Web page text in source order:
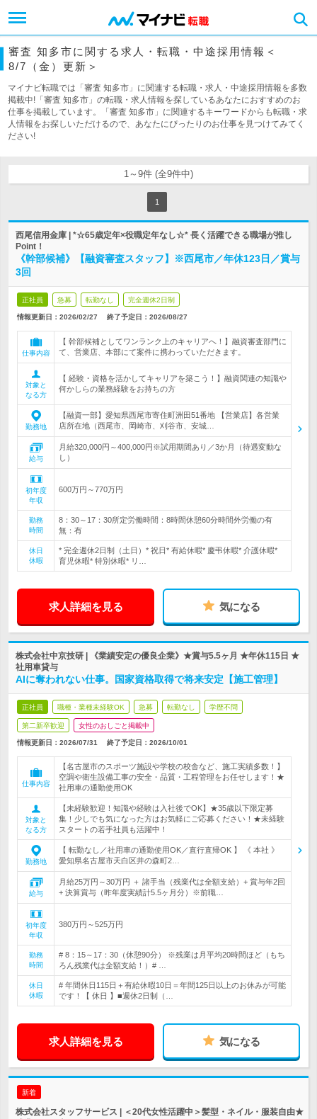
審査 知多市に関する求人・転職・中途採用情報＜
8/7（金）更新＞
マイナビ転職では「審査 知多市」に関連する転職・求人・中途採用情報を多数
掲載中!「審査 知多市」の転職・求人情報を探しているあなたにおすすめのお
仕事を掲載しています。「審査 知多市」に関連するキーワードからも転職・求
人情報をお探しいただけるので、あなたにぴったりのお仕事を見つけてみてく
ださい!
1～9件 (全9件中)
1
西尾信用金庫 | *☆65歳定年×役職定年なし☆* 長く活躍できる職場が推し
Point！
《幹部候補》【融資審査スタッフ】※西尾市／年休123日／賞与
3回
正社員 急募 転勤なし 完全週休2日制
情報更新日：2026/02/27 終了予定日： 2026/08/27
仕事内容
【 幹部候補としてワンランク上のキャリアへ！】融資審査部門に
て、営業店、本部にて案件に携わっていただきます。
対象と
なる方
【 経験・資格を活かしてキャリアを築こう！】融資関連の知識や
何かしらの業務経験をお持ちの方
勤務地
【融資一部】愛知県西尾市寄住町洲田51番地 【営業店】各営業
店所在地（西尾市、岡崎市、刈谷市、安城…
給与
月給320,000円～400,000円※試用期間あり／3か月（待遇変動な
し）
初年度
年収
600万円～770万円
勤務
時間
8：30～17：30所定労働時間：8時間休憩60分時間外労働の有
無：有
休日
休暇
* 完全週休2日制（土日）* 祝日* 有給休暇* 慶弔休暇* 介護休暇*
育児休暇* 特別休暇* リ…
求人詳細を見る 気になる
株式会社中京技研 | 《業績安定の優良企業》★賞与5.5ヶ月 ★年休115日 ★
社用車貸与
AIに奪われない仕事。国家資格取得で将来安定【施工管理】
正社員 職種・業種未経験OK 急募 転勤なし 学歴不問
第二新卒歓迎 女性のおしごと掲載中
情報更新日：2026/07/31 終了予定日： 2026/10/01
仕事内容
【名古屋市のスポーツ施設や学校の校舎など、施工実績多数！】
空調や衛生設備工事の安全・品質・工程管理をお任せします！★
社用車の通勤使用OK
対象と
なる方
【未経験歓迎！知識や経験は入社後でOK】★35歳以下限定募
集！少しでも気になった方はお気軽にご応募ください！★未経験
スタートの若手社員も活躍中！
勤務地
【 転勤なし／社用車の通勤使用OK／直行直帰OK 】 《 本社 》
愛知県名古屋市天白区井の森町2…
給与
月給25万円～30万円 ＋ 諸手当（残業代は全額支給）+ 賞与年2回
+ 決算賞与（昨年度実績計5.5ヶ月分）※前職…
初年度
年収
380万円～525万円
勤務
時間
# 8：15～17：30（休憩90分） ※残業は月平均20時間ほど（もち
ろん残業代は全額支給！）# …
休日
休暇
# 年間休日115日＋有給休暇10日＝年間125日以上のお休みが可能
です！【 休日 】■週休2日制（…
求人詳細を見る 気になる
新着
株式会社スタッフサービス | ＜20代女性活躍中＞髪型・ネイル・服装自由★